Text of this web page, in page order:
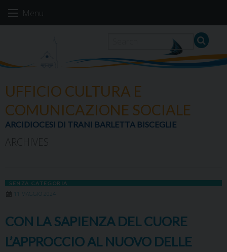
Menu
UFFICIO CULTURA E
COMUNICAZIONE SOCIALE
ARCIDIOCESI DI TRANI BARLETTA BISCEGLIE
SENZA CATEGORIA
11 MAGGIO 2024
CON LA SAPIENZA DEL CUORE
L’APPROCCIO AL NUOVO DELLE